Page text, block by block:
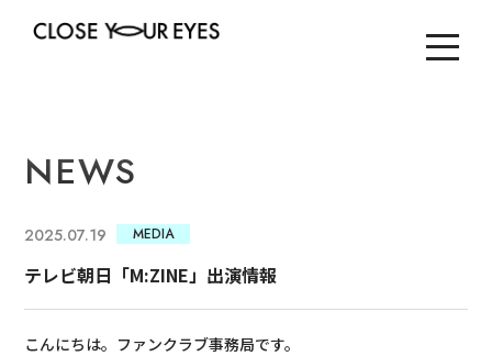
NEWS
2025.07.19 MEDIA
テレビ朝日「M:ZINE」出演情報
こんにちは。ファンクラブ事務局です。